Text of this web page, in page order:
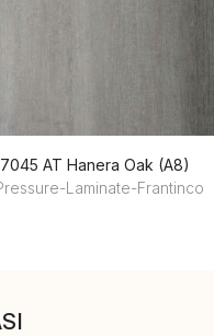
7045 AT Hanera Oak (A8)
Laminate-Frantinco